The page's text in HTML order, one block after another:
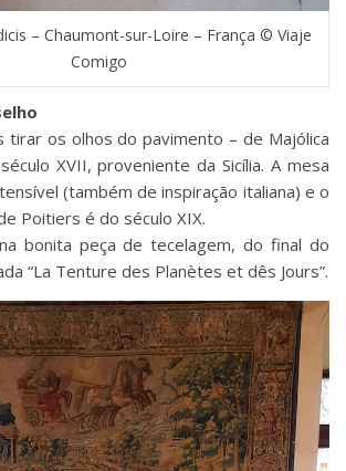
– Chaumont-sur-Loire – França © Viaje
Comigo
tirar os olhos do pavimento – de Majólica
XVII, proveniente da Sicília. A mesa
(também de inspiração italiana) e o
Poitiers é do século XIX.
bonita peça de tecelagem, do final do
“La Tenture des Planètes et dês Jours”.